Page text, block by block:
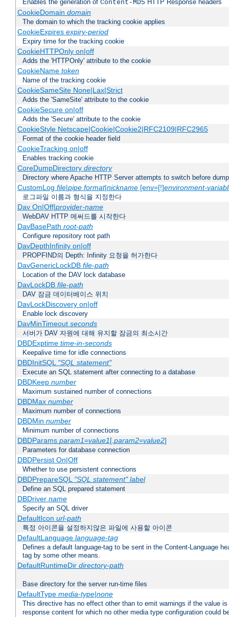
Enables the generation of Content-MD5 HTTP Response headers
CookieDomain domain
The domain to which the tracking cookie applies
CookieExpires expiry-period
Expiry time for the tracking cookie
CookieHTTPOnly on|off
Adds the 'HTTPOnly' attribute to the cookie
CookieName token
Name of the tracking cookie
CookieSameSite None|Lax|Strict
Adds the 'SameSite' attribute to the cookie
CookieSecure on|off
Adds the 'Secure' attribute to the cookie
CookieStyle Netscape|Cookie|Cookie2|RFC2109|RFC2965
Format of the cookie header field
CookieTracking on|off
Enables tracking cookie
CoreDumpDirectory directory
Directory where Apache HTTP Server attempts to switch before
CustomLog file|pipe format|nickname[env=[!]environment-
로그파일 이름과 형식을 지정한다
Dav On|Off|provider-name
WebDAV HTTP 메써드를 시작한다
DavBasePath root-path
Configure repository root path
DavDepthInfinity on|off
PROPFIND의 Depth: Infinity 요청을 허가한다
DavGenericLockDB file-path
Location of the DAV lock database
DavLockDB file-path
DAV 잠금 데이터베이스 위치
DavLockDiscovery on|off
Enable lock discovery
DavMinTimeout seconds
서버가 DAV 자원에 대해 유지할 잠금의 최소시간
DBDExptime time-in-seconds
Keepalive time for idle connections
DBDInitSQL "SQL statement"
Execute an SQL statement after connecting to a database
DBDKeep number
Maximum sustained number of connections
DBDMax number
Maximum number of connections
DBDMin number
Minimum number of connections
DBDParams param1=value1[,param2=value2]
Parameters for database connection
DBDPersist On|Off
Whether to use persistent connections
DBDPrepareSQL "SQL statement" label
Define an SQL prepared statement
DBDriver name
Specify an SQL driver
DefaultIcon url-path
특정 아이콘을 설정하지않은 파일에 사용할 아이콘
DefaultLanguage language-tag
Defines a default language-tag to be sent in the Content-Language
tag by some other means.
DefaultRuntimeDir directory-path
Base directory for the server run-time files
DefaultType media-type|none
This directive has no effect other than to emit warnings if the value
response content for which no other media type configuration could